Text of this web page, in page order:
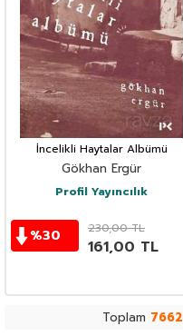
İncelikli Haytalar Albümü
Gökhan Ergür
Profil Yayıncılık
%30 230,00TL
161,00 TL
Toplam 7662